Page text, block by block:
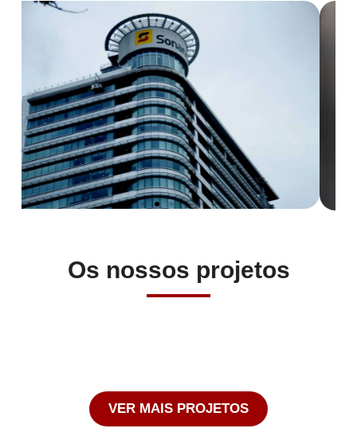
Os nossos projetos
VER MAIS PROJETOS